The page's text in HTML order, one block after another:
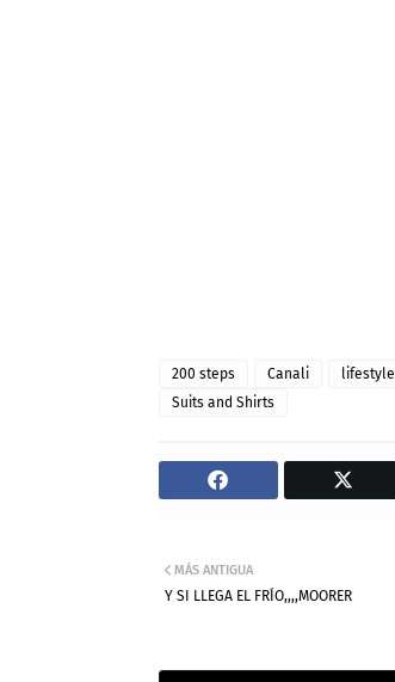
200 steps Canali lifestyle
Suits and Shirts
MÁS ANTIGUA
Y SI LLEGA EL FRÍO,,,,MOORER